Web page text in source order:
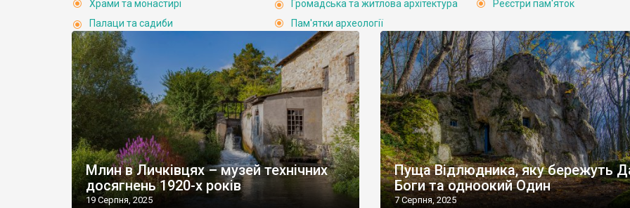
Храми та монастирі
Палаци та садиби
Громадська та житлова архітектура
Пам'ятки археології
Реєстри пам'яток
Млин в Личківцях – музей технічних
досягнень 1920-х років
19 Серпня, 2025
Пуща Відлюдника, яку бережуть
Боги та одноокий Один
7 Серпня, 2025